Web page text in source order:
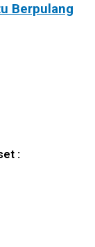
Berpulang
: